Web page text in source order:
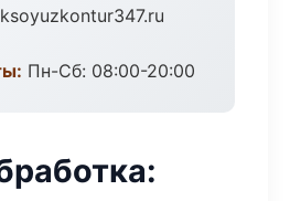
Пн-Сб: 08:00-20:00